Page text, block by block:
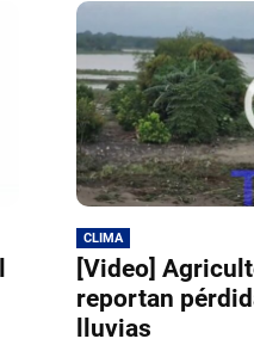
CLIMA
[Video]
reportan
lluvias